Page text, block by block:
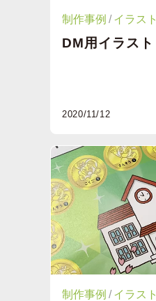
制作事例 イラスト
DM用イラスト
2020/11/12
制作事例 イラスト